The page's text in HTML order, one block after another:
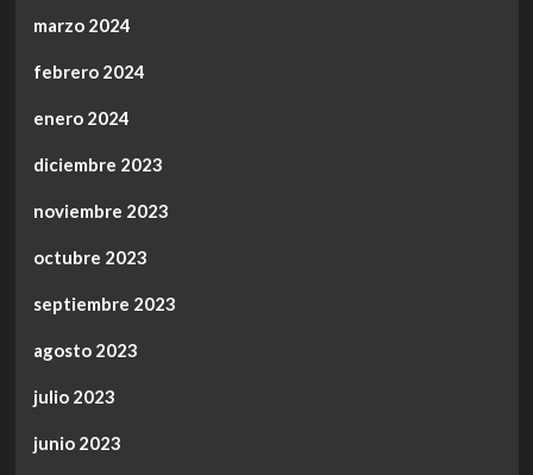
marzo 2024
febrero 2024
enero 2024
diciembre 2023
noviembre 2023
octubre 2023
septiembre 2023
agosto 2023
julio 2023
junio 2023